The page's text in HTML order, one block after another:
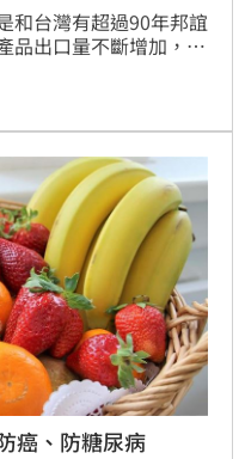
和台灣有超過90年邦誼
品出口量不斷增加，不
萬美元，約台幣2.2
重要來源之一。
癌、防糖尿病